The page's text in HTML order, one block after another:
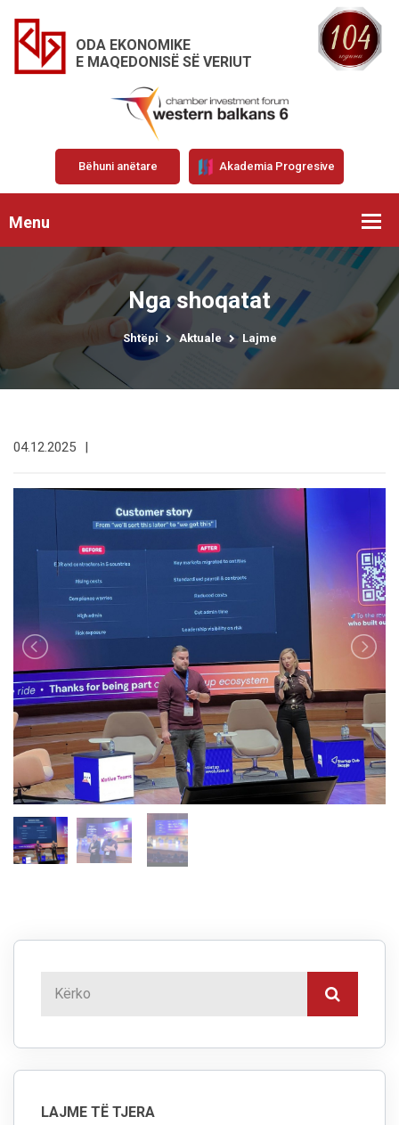
ODA EKONOMIKE
E MAQEDONISË SË VERIUT
Bëhuni anëtare Akademia Progresive
Menu
Nga shoqatat
Shtëpi Aktuale Lajme
04.12.2025 |
LAJME TË TJERA